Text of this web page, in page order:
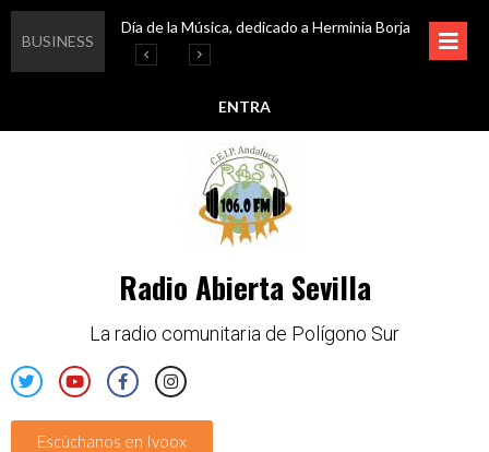
BUSINESS
Día de la Música, dedicado a Herminia Borja
Educar en igualdad, para un futuro sin machismo Esta semana disfruta de oferta cultural en Asociación Solidaridad
Igualando al Sur, el cuidado y la limpieza del entorno
ENTRA
Radio Abierta Sevilla
La radio comunitaria de Polígono Sur
Escúchanos en Ivoox